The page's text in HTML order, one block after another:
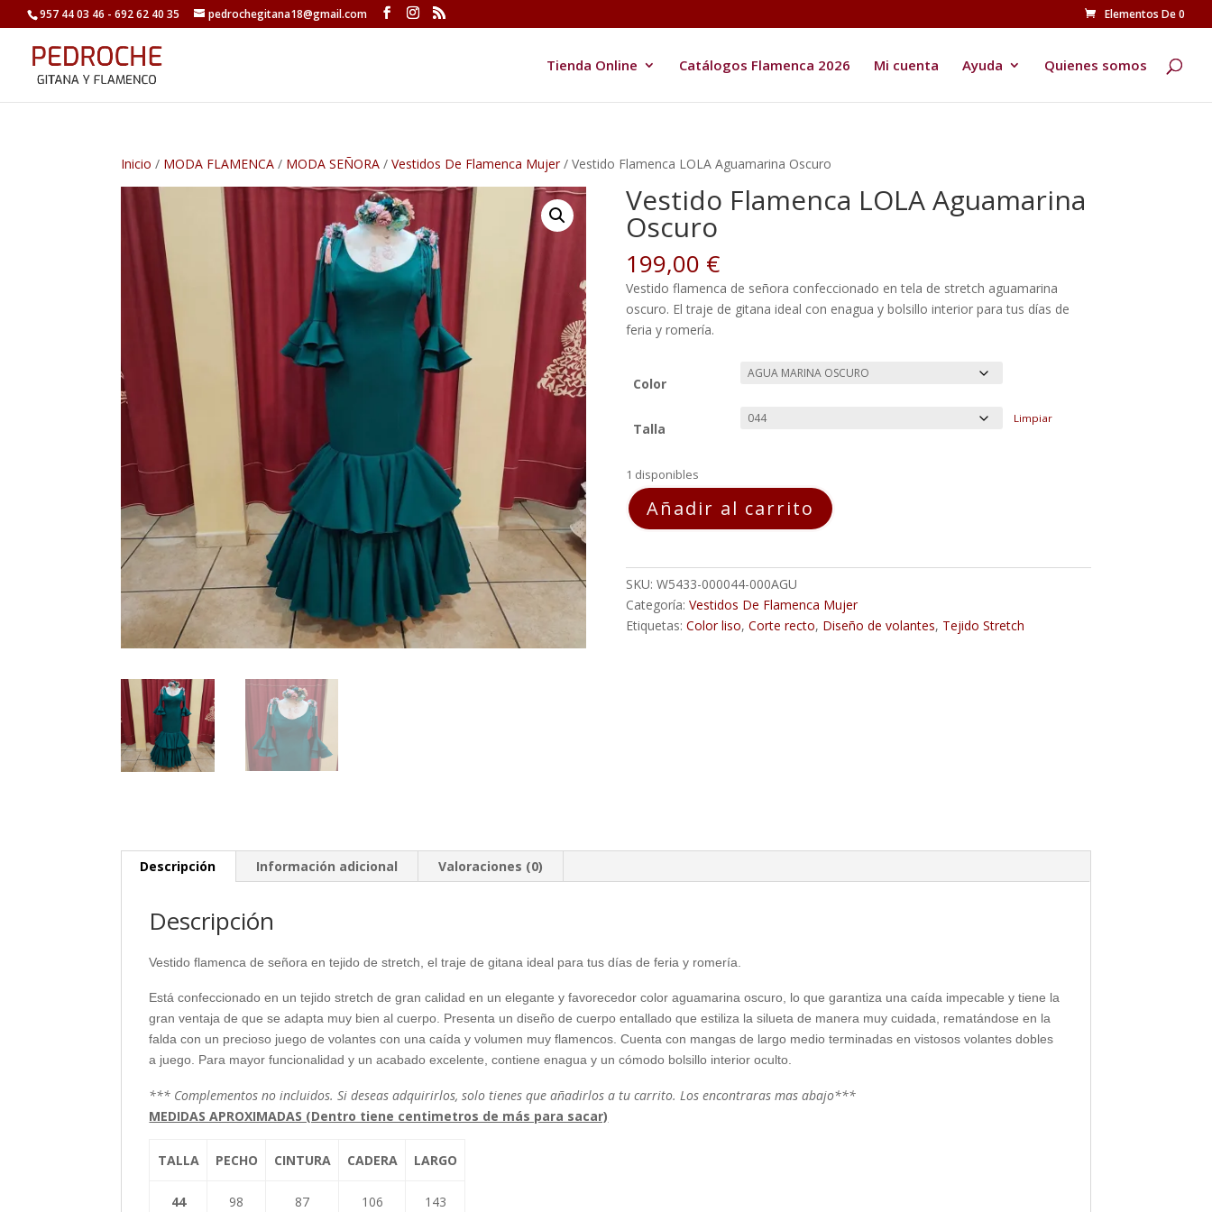
957 44 03 46 - 692 62 40 35 pedrochegitana18@gmail.com Elementos De 0
Tienda Online Catálogos Flamenca 2026 Mi cuenta Ayuda Quienes somos
Búsqueda
productos
Inicio / MODA FLAMENCA / MODA SEÑORA /Vestidos De Flamenca Mujer/ Vestido Flamenca LOLA Aguamarina Oscuro
Vestido Flamenca LOLA Aguamarina
Oscuro
199,00 €
Vestido flamenca de señora confeccionado en tela de stretch aguamarina
oscuro. El traje de gitana ideal con enagua y bolsillo interior para tus días de
feria y romería.
Color
Talla
Limpiar
1 disponibles
Vestido
Flamenca
Oscuro
cantidad
Añadir al carrito
SKU: W5433-000044-000AGU
Categoría: Vestidos De Flamenca Mujer
Etiquetas: Color liso, Corte recto, Diseño de volantes, Tejido Stretch
Descripción Información adicional Valoraciones (0)
Descripción
Vestido flamenca de señora en tejido de stretch, el traje de gitana ideal para tus días de feria y romería.
Está confeccionado en un tejido stretch de gran calidad en un elegante y favorecedor color aguamarina oscuro, lo que garantiza una caída impecable y tiene la
gran ventaja de que se adapta muy bien al cuerpo. Presenta un diseño de cuerpo entallado que estiliza la silueta de manera muy cuidada, rematándose en la
falda con un precioso juego de volantes con una caída y volumen muy flamencos. Cuenta con mangas de largo medio terminadas en vistosos volantes dobles
a juego. Para mayor funcionalidad y un acabado excelente, contiene enagua y un cómodo bolsillo interior oculto.
*** Complementos no incluidos. Si deseas adquirirlos, solo tienes que añadirlos a tu carrito. Los encontraras mas abajo***
MEDIDAS APROXIMADAS (Dentro tiene centimetros de más para sacar)
TALLA PECHO CINTURA CADERA LARGO
44 98 87 106 143